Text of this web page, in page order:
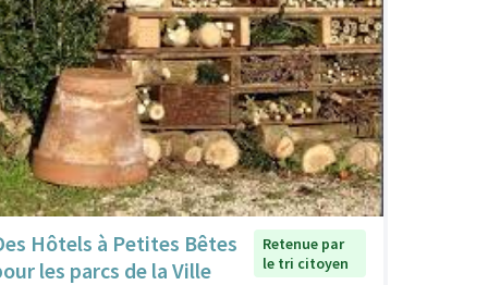
Hôtels à Petites Bêtes
les parcs de la Ville
Retenue par
le tri citoyen